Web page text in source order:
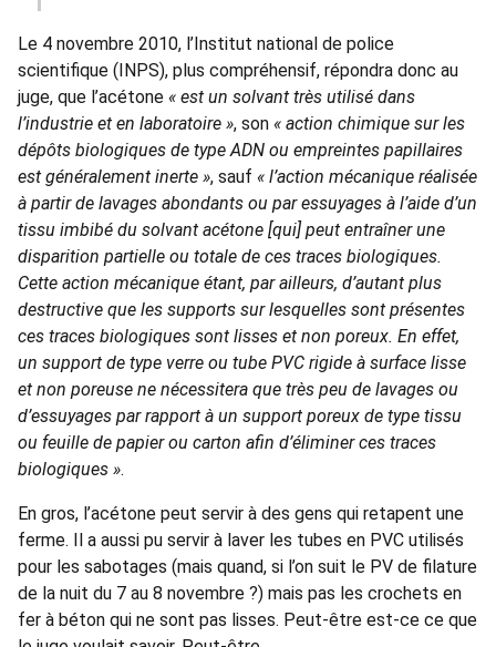
Le 4 novembre 2010, l’Institut national de police
scientifique (INPS), plus compréhensif, répondra donc au
juge, que l’acétone « est un solvant très utilisé dans
l’industrie et en laboratoire », son « action chimique sur les
dépôts biologiques de type ADN ou empreintes papillaires
est généralement inerte », sauf « l’action mécanique réalisée
à partir de lavages abondants ou par essuyages à l’aide d’un
tissu imbibé du solvant acétone [qui] peut entraîner une
disparition partielle ou totale de ces traces biologiques.
Cette action mécanique étant, par ailleurs, d’autant plus
destructive que les supports sur lesquelles sont présentes
ces traces biologiques sont lisses et non poreux. En effet,
un support de type verre ou tube PVC rigide à surface lisse
et non poreuse ne nécessitera que très peu de lavages ou
d’essuyages par rapport à un support poreux de type tissu
ou feuille de papier ou carton afin d’éliminer ces traces
biologiques ».
En gros, l’acétone peut servir à des gens qui retapent une
ferme. Il a aussi pu servir à laver les tubes en PVC utilisés
pour les sabotages (mais quand, si l’on suit le PV de filature
de la nuit du 7 au 8 novembre ?) mais pas les crochets en
fer à béton qui ne sont pas lisses. Peut-être est-ce ce que